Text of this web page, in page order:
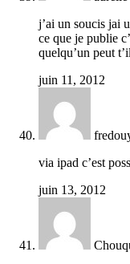
j’ai un soucis jai
ce que je publie
quelqu’un peut
juin 11, 2012
via ipad c’est
juin 13, 2012